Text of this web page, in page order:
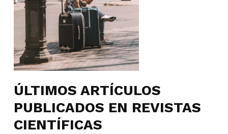
ÚLTIMOS ARTÍCULOS
PUBLICADOS EN REVISTAS
CIENTÍFICAS